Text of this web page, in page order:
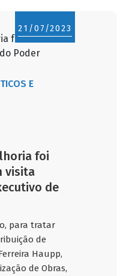
21/07/2023
E
foi
visita
de
para tratar
de
Haupp,
de Obras,